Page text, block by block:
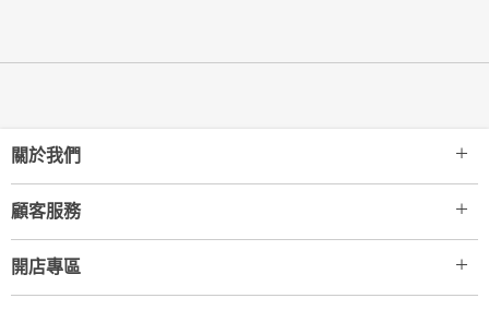
關於我們
顧客服務
開店專區